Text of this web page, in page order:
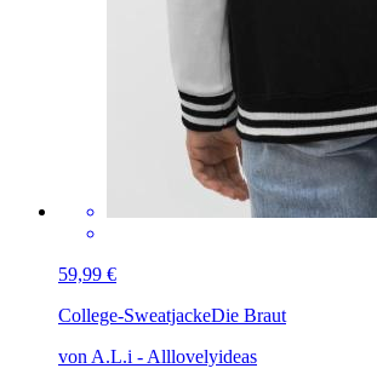
59,99 €
College-SweatjackeDie Braut
von A.L.i - Alllovelyideas